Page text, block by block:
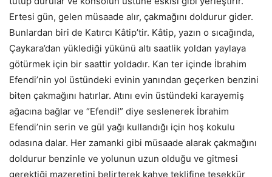
Ertesi gün, gelen müsaade alır, çakmağını doldurur gider.
Bunlardan biri de Katırcı Kâtip’tir. Kâtip, yazın o sıcağında,
Çaykara’dan yüklediği yükünü altı saatlik yoldan yaylaya
götürmek için bir saattir yoldadır. Kan ter içinde İbrahim
Efendi’nin yol üstündeki evinin yanından geçerken benzini
biten çakmağını hatırlar. Atını evin üstündeki karayemiş
ağacına bağlar ve “Efendi!” diye seslenerek İbrahim
Efendi’nin serin ve gül yağı kullandığı için hoş kokulu
odasına dalar. Her zamanki gibi müsaade alarak çakmağını
doldurur benzinle ve yolunun uzun olduğu ve gitmesi
gerektiği mazeretini belirterek kahve teklifine teşekkür